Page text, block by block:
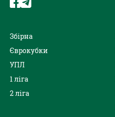
Збірна
Єврокубки
УПЛ
1 ліга
2 ліга